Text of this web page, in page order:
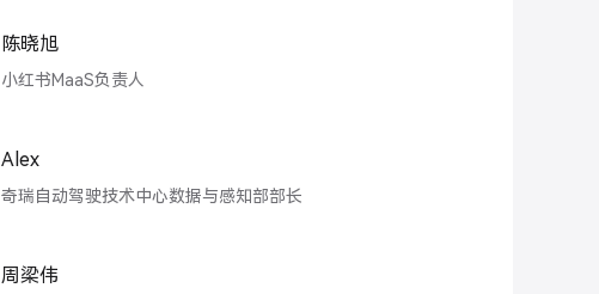
陈晓旭
小红书MaaS负责人
Alex
奇瑞自动驾驶技术中心数据与感知部部长
周梁伟